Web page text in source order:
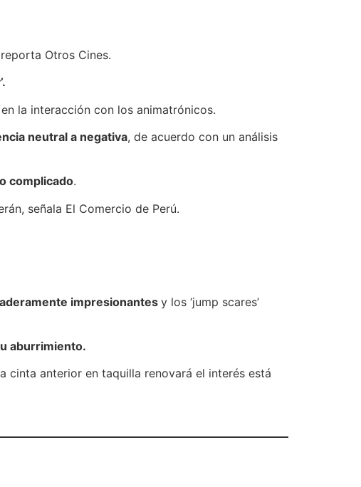
Otros Cines.
la interacción con los animatrónicos.
neutral a negativa, de acuerdo con un análisis
complicado.
señala El Comercio de Perú.
impresionantes y los ‘jump scares’
aburrimiento.
cinta anterior en taquilla renovará el interés está